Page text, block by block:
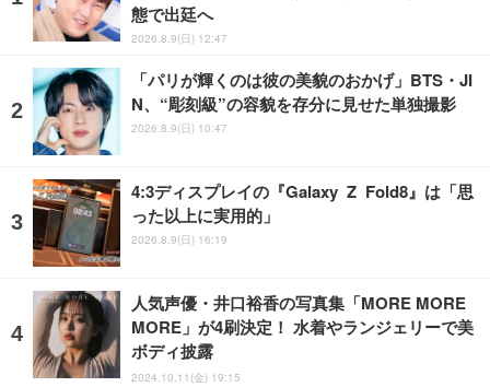
態で出廷へ
2026.8.9(日) 12:47
「パリが輝くのは彼の美貌のおかげ」BTS・JI
N、“彫刻級”の容貌を存分に見せた単独撮影
2026.8.9(日) 10:47
4:3ディスプレイの『Galaxy Z Fold8』は「思
った以上に実用的」
2026.8.9(日) 16:19
人気声優・井口裕香の写真集「MORE MORE
MORE」が4刷決定！ 水着やランジェリーで美
ボディ披露
2024.10.11(金) 19:15